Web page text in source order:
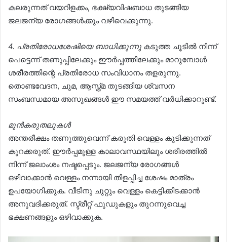
കലരുന്നത് വയറിളക്കം, ഭക്ഷ്യവിഷബാധ തുടങ്ങിയ
ജലജന്യ രോഗങ്ങൾക്കും വഴിവെക്കുന്നു.
4. പ്രതിരോധശേഷിയെ ബാധിക്കുന്നു കടുത്ത ചൂടിൽ നിന്ന്
പെട്ടെന്ന് തണുപ്പിലേക്കും ഈർപ്പത്തിലേക്കും മാറുമ്പോൾ
ശരീരത്തിന്റെ പ്രതിരോധ സംവിധാനം തളരുന്നു.
തൊണ്ടവേദന, ചുമ, ആസ്ത്മ തുടങ്ങിയ ശ്വസന
സംബന്ധമായ അസുഖങ്ങൾ ഈ സമയത്ത് വർധിക്കാറുണ്ട്.
മുൻകരുതലുകൾ
അന്തരീക്ഷം തണുത്തുവെന്ന് കരുതി വെള്ളം കുടിക്കുന്നത്
കുറക്കരുത്. ഈർപ്പമുള്ള കാലാവസ്ഥയിലും ശരീരത്തിൽ
നിന്ന് ജലാംശം നഷ്ടപ്പെടും. ജലജന്യ രോഗങ്ങൾ
ഒഴിവാക്കാൻ വെള്ളം നന്നായി തിളപ്പിച്ച ശേഷം മാത്രം
ഉപയോഗിക്കുക. വീടിനു ചുറ്റും വെള്ളം കെട്ടിക്കിടക്കാൻ
അനുവദിക്കരുത്. സ്ട്രീറ്റ് ഫുഡുകളും തുറന്നുവെച്ച
ഭക്ഷണങ്ങളും ഒഴിവാക്കുക.